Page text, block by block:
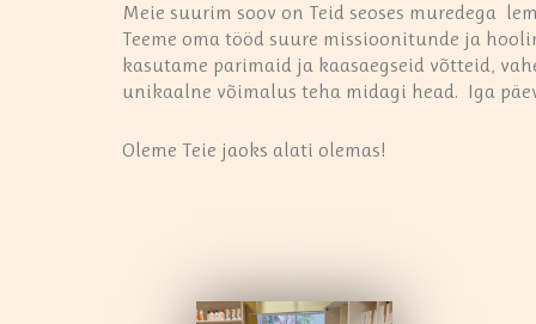
Meie suurim soov on Teid seoses muredega
Teeme oma tööd suure missioonitunde ja
kasutame parimaid ja kaasaegseid võtteid,
unikaalne võimalus teha midagi head. Iga
Oleme Teie jaoks alati olemas!